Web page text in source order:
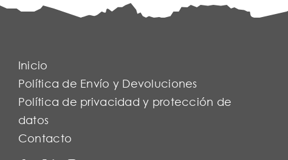
Inicio
Política de Envío y Devoluciones
Política de privacidad y protección de
datos
Contacto